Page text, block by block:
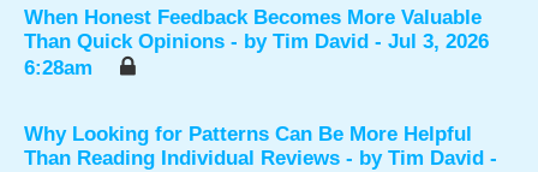
When Honest Feedback Becomes More Valuable
Than Quick Opinions - by Tim David - Jul 3, 2026
6:28am
Why Looking for Patterns Can Be More Helpful
Than Reading Individual Reviews - by Tim David -